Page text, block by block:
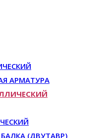
АРМАТУРА
(ДВУТАВР)